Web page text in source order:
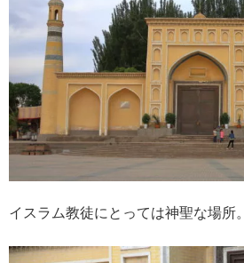
イスラム教徒にとっては神聖な場所。